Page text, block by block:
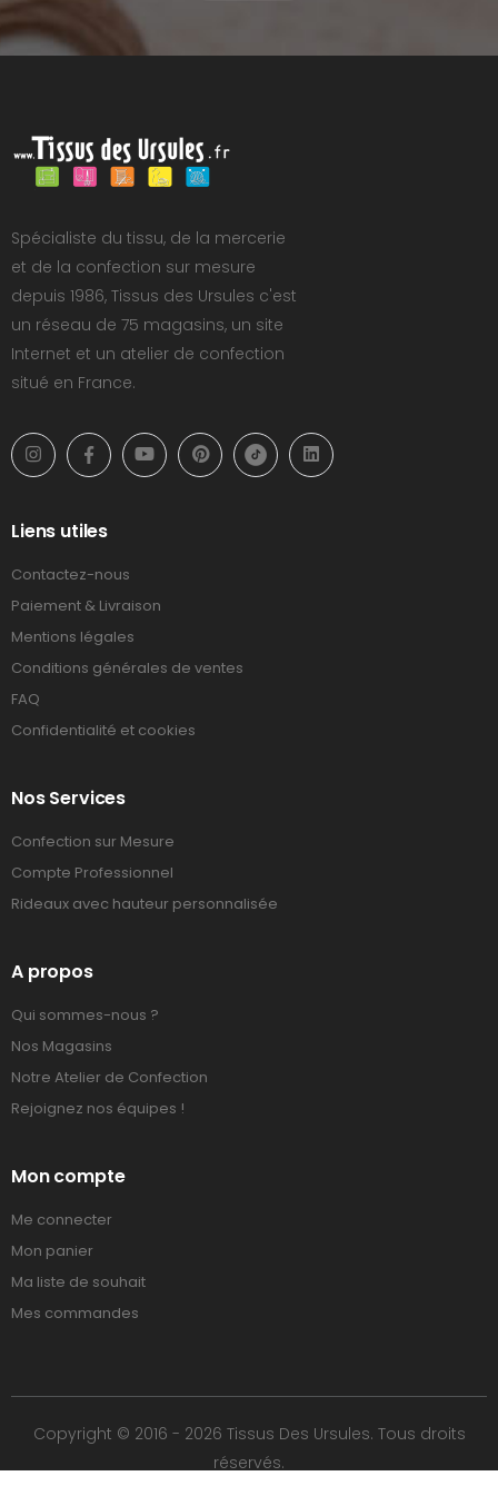
Spécialiste du tissu, de la mercerie
et de la confection sur mesure
depuis 1986, Tissus des Ursules c'est
un réseau de 75 magasins, un site
Internet et un atelier de confection
situé en France.
Liens utiles
Contactez-nous
Paiement & Livraison
Mentions légales
Conditions générales de ventes
FAQ
Confidentialité et cookies
Nos Services
Confection sur Mesure
Compte Professionnel
Rideaux avec hauteur personnalisée
A propos
Qui sommes-nous ?
Nos Magasins
Notre Atelier de Confection
Rejoignez nos équipes !
Mon compte
Me connecter
Mon panier
Ma liste de souhait
Mes commandes
Copyright © 2016 - 2026 Tissus Des Ursules. Tous droits
réservés.